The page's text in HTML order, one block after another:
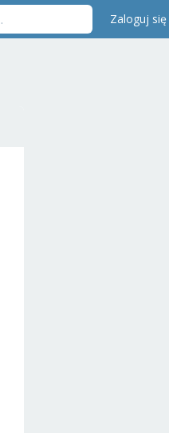
Zaloguj się